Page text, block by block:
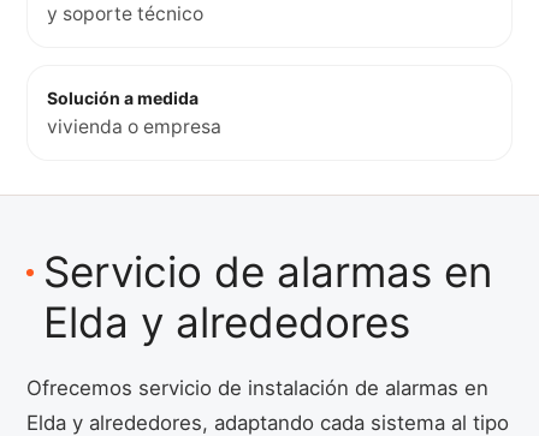
y soporte técnico
Solución a medida
vivienda o empresa
Servicio de alarmas en
Elda y alrededores
Ofrecemos servicio de instalación de alarmas en
Elda y alrededores, adaptando cada sistema al tipo